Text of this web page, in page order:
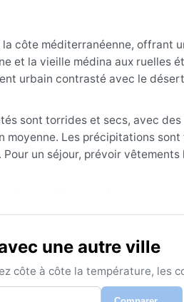
côte méditerranéenne, offrant
et la vieille médina aux ruelles
urbain contrasté avec le
sont torrides et secs, avec
moyenne. Les précipitations
un séjour, prévoir
venu du désert, qui peut
une autre ville
côte à côte la température, les